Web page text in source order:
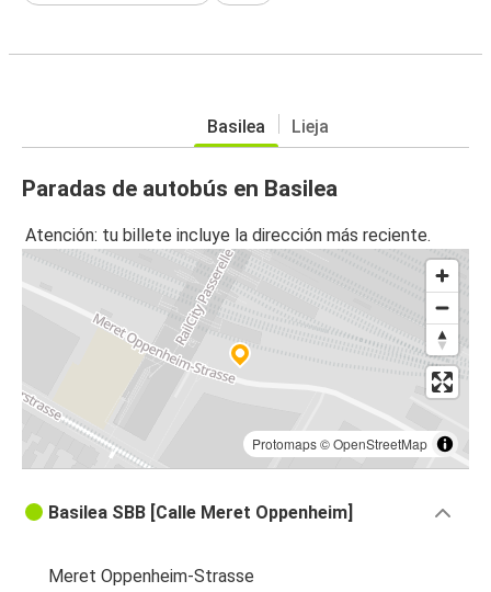
Basilea Lieja
Paradas de autobús en Basilea
Atención: tu billete incluye la dirección más reciente.
Protomaps©OpenStreetMap
Basilea SBB [Calle Meret Oppenheim]
Meret Oppenheim-Strasse